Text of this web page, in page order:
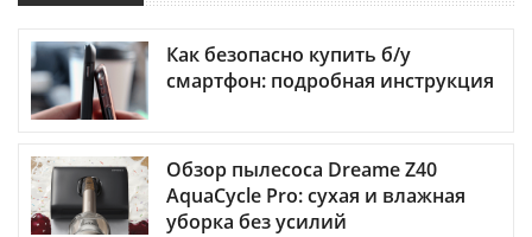
Как безопасно купить б/у
смартфон: подробная инструкция
Обзор пылесоса Dreame Z40
AquaCycle Pro: сухая и влажная
уборка без усилий